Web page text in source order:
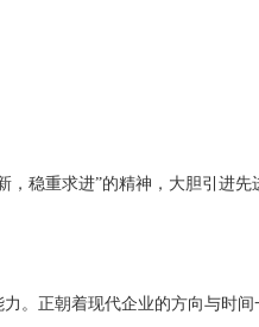
稳重求进”的精神，大胆引进
正朝着现代企业的方向与时间